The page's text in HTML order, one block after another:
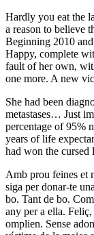
Hardly you eat the
a reason to believe
Beginning 2010
Happy, complete
fault of her own,
one more. A new
She had been
metastases… Just
percentage of 95%
years of life
had won the cursed
Amb prou feines et
siga per donar-te
bo. Tant de bo.
any per a ella.
omplien. Sense